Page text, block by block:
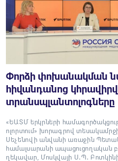
Փորձի փոխանակման
հիվանդանոց
տրանսպլանտոլոգները
«ԵԱՏՄ երկրների
ոլորտում» խորագրով
Սեչենովի անվանի առաջին
համալսարանի ապացուցողական
ղեկավար, Մոսկվայի Ս․Պ․